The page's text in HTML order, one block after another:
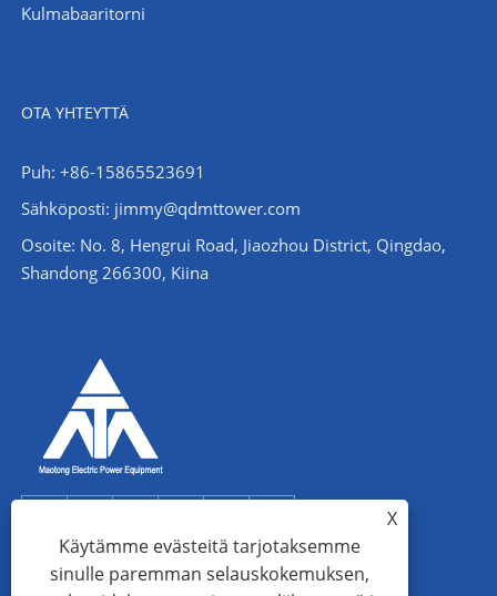
Kulmabaaritorni
OTA YHTEYTTÄ
Puh: +86-15865523691
Sähköposti: jimmy@qdmttower.com
Osoite: No. 8, Hengrui Road, Jiaozhou District, Qingdao,
Shandong 266300, Kiina
X
Käytämme evästeitä tarjotaksemme
sinulle paremman selauskokemuksen,